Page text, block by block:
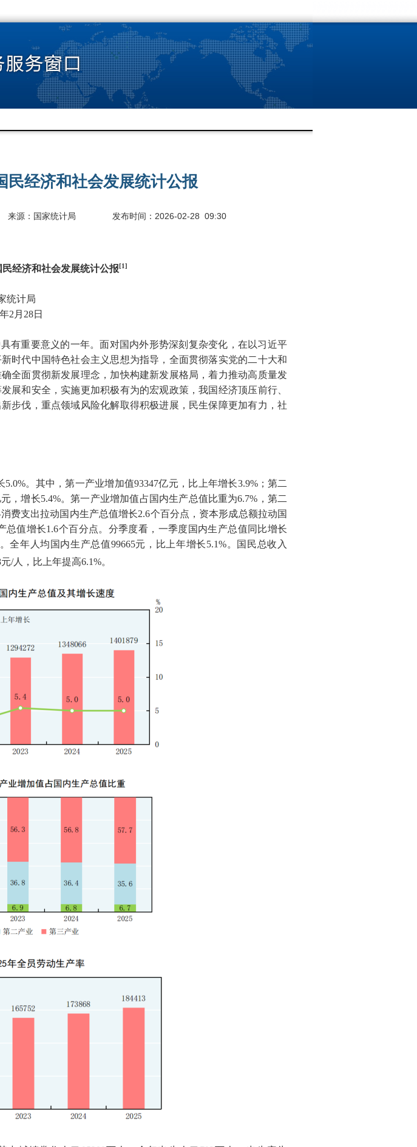
民经济和社会发展统计公报
来源：国家统计局 发布时间：2026-02-28 09:30
民经济和社会发展统计公报 [1]
统计局
2月28日
有重要意义的一年。面对国内外形势深刻复杂变化，在以习近平
时代中国特色社会主义思想为指导，全面贯彻落实党的二十大和
全面贯彻新发展理念，加快构建新发展格局，着力推动高质量发
展和安全，实施更加积极有为的宏观政策，我国经济顶压前行、
步伐，重点领域风险化解取得积极进展，民生保障更加有力，社
5.0%。其中，第一产业增加值93347亿元，比上年增长3.9%；第二
，增长5.4%。第一产业增加值占国内生产总值比重为6.7% ，第二
费支出拉动国内生产总值增长2.6个百分点，资本形成总额拉动国
总值增长1.6个百分点。分季度看，一季度国内生产总值同比增长
全年人均国内生产总值99665元，比上年增长5.1%。国民总收入
元/人，比上年提高6.1%。